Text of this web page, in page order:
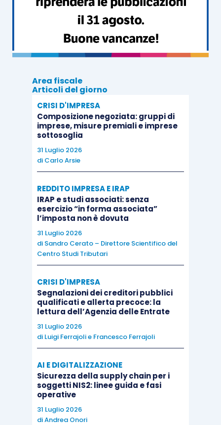
organizzativa può avere una minore
formalizzazione in considerazione della
maggiore semplicità dei processi aziendali
notevoli elementi di soggettività, può essere
definito come il complesso di direttive e
procedure stabilite per garantire che il potere
decisionale sia assegnato ed esercitato ad un
comportamento del Collegio Sindacale).
assetto organizzativosi definisce “adeguato”
quando presenta le seguenticaratteristiche
è basato sulla separazione e
contrapposizione di responsabilità nei
chiara definizione delle deleghe e dei
poteri di ciascuna funzione;
capacità di garantire lo svolgimento
delle funzioni aziendali.
La chiara identificazione delle funzioni, dei
compiti e delle responsabilità deve essere
definita attraversol’organigramma aziendale
che ha il compito di inquadrare la struttura
Area fiscale
Articoli del giorno
CRISI D'IMPRESA
Composizione negoziata: gruppi di
imprese, misure premiali e imprese
sottosoglia
31 Luglio 2026
di Carlo Arsie
REDDITO IMPRESA E IRAP
IRAP e studi associati: senza
esercizio “in forma associata”
l’imposta non è dovuta
31 Luglio 2026
di Sandro Cerato – Direttore Scientifico del
Centro Studi Tributari
CRISI D'IMPRESA
Segnalazioni dei creditori pubblici
qualificati e allerta precoce: la
lettura dell’Agenzia delle Entrate
31 Luglio 2026
di Luigi Ferrajolie Francesco Ferrajoli
AI E DIGITALIZZAZIONE
Sicurezza della supply chain per i
soggetti NIS2: linee guida e fasi
operative
31 Luglio 2026
diAndrea Onori